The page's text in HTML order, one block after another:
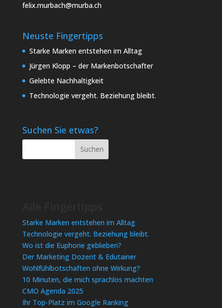
felix.murbach@murba.ch
Neuste Fingertipps
Starke Marken entstehen im Alltag
Jürgen Klopp – der Markenbotschafter
Gelebte Nachhaltigkeit
Technologie vergeht. Beziehung bleibt.
Suchen Sie etwas?
Starke Marken entstehen im Alltag
Technologie vergeht. Beziehung bleibt.
Wo ist die Euphorie geblieben?
Der Marketing Dozent & Edutainer
Wohlfühlbotschaften ohne Wirkung?
10 Minuten, die mich sprachlos machten
CMO Agenda 2025
Ihr Top-Platz im Google Ranking